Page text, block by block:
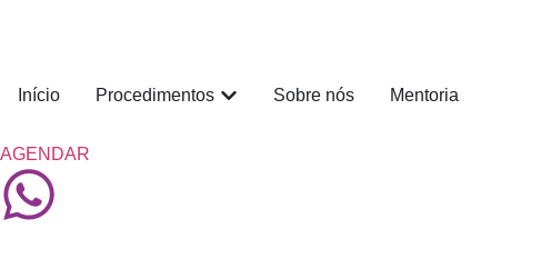
Início Procedimentos Sobre nós Mentoria
AGENDAR